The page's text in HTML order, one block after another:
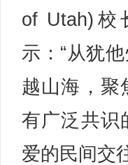
of Utah)校
示：“从犹
越山海，聚
有广泛共识
爱的民间交